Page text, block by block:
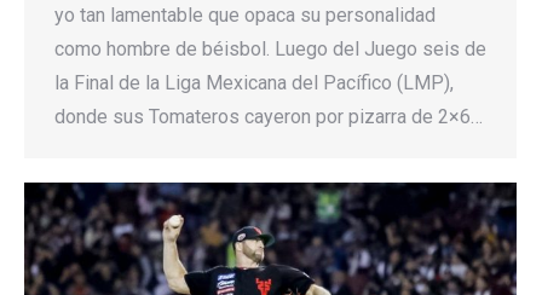
yo tan lamentable que opaca su personalidad
como hombre de béisbol. Luego del Juego seis de
la Final de la Liga Mexicana del Pacífico (LMP),
donde sus Tomateros cayeron por pizarra de 2×6…